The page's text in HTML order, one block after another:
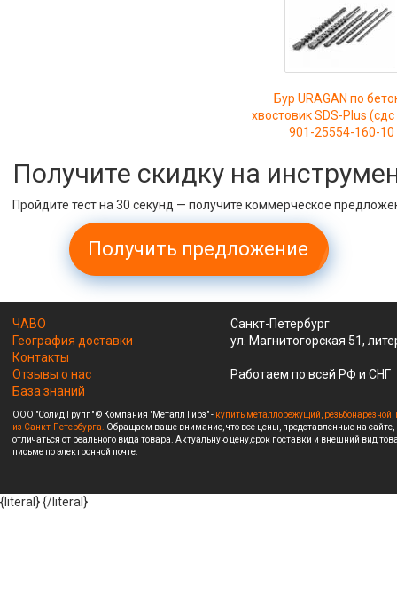
Бур URAGAN по
хвостовик SDS-Plus
901-25554-160-10
Получите скидку на
Пройдите тест на 30 секунд — получите коммерческое
Получить предложение
ЧАВО
География доставки
Контакты
Отзывы о нас
База знаний
Санкт-Петербург
ул. Магнитогорская 51,
Работаем по всей РФ и СНГ
ООО "Солид Групп" © Компания "Металл Гирз" - купить металлорежущий,
из Санкт-Петербурга. Обращаем ваше внимание, что все цены, представленные на
отличаться от реального вида товара. Актуальную цену,срок поставки и внешний вид
письме по электронной почте.
{literal}{/literal}